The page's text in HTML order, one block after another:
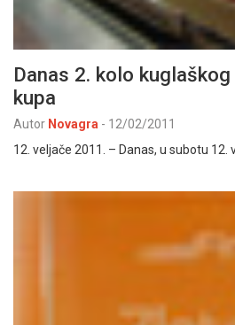
Danas 2. kolo
kupa
Autor Novagra - 12/02/2011
12. veljače 2011. – Danas, u subotu 12.